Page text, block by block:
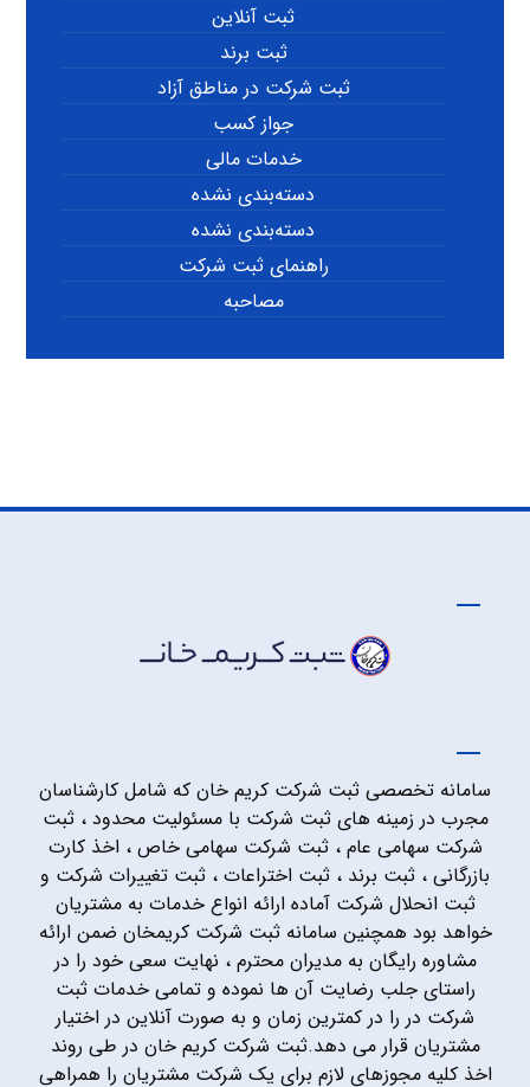
ثبت آنلاین
ثبت برند
ثبت شرکت در مناطق آزاد
جواز کسب
خدمات مالی
دسته‌بندی نشده
دسته‌بندی نشده
راهنمای ثبت شرکت
مصاحبه
سامانه تخصصی ثبت شرکت کریم خان که شامل کارشناسان
مجرب در زمینه های ثبت شرکت با مسئولیت محدود ، ثبت
شرکت سهامی عام ، ثبت شرکت سهامی خاص ، اخذ کارت
بازرگانی ، ثبت برند ، ثبت اختراعات ، ثبت تغییرات شرکت و
ثبت انحلال شرکت آماده ارائه انواع خدمات به مشتریان
خواهد بود همچنین سامانه ثبت شرکت کریمخان ضمن ارائه
مشاوره رایگان به مدیران محترم ، نهایت سعی خود را در
راستای جلب رضایت آن ها نموده و تمامی خدمات ثبت
شرکت در را در کمترین زمان و به صورت آنلاین در اختیار
مشتریان قرار می دهد.ثبت شرکت کریم خان در طی روند
اخذ کلیه مجوزهای لازم برای یک شرکت مشتریان را همراهی